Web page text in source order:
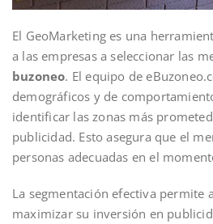
El GeoMarketing es una
a las empresas a seleccionar las
buzoneo. El equipo de
demográficos y de
identificar las zonas más
publicidad. Esto asegura que el
personas adecuadas en el
La segmentación efectiva permite
maximizar su inversión en